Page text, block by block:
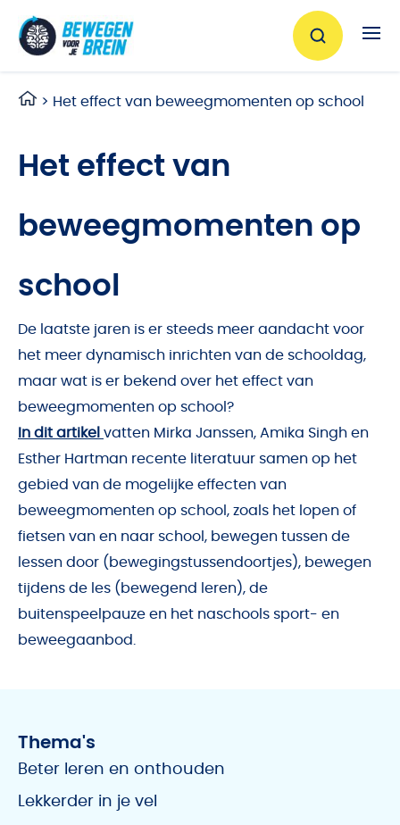
> Het effect van beweegmomenten op school
Het effect van
beweegmomenten op
school
De laatste jaren is er steeds meer aandacht voor
het meer dynamisch inrichten van de schooldag,
maar wat is er bekend over het effect van
beweegmomenten op school?
In dit artikel vatten Mirka Janssen, Amika Singh en
Esther Hartman recente literatuur samen op het
gebied van de mogelijke effecten van
beweegmomenten op school, zoals het lopen of
fietsen van en naar school, bewegen tussen de
lessen door (bewegingstussendoortjes), bewegen
tijdens de les (bewegend leren), de
buitenspeelpauze en het naschools sport- en
beweegaanbod.
Thema's
Beter leren en onthouden
Lekkerder in je vel